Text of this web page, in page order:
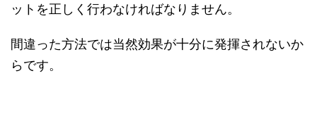
ットを正しく行わなければなりません。
間違った方法では当然効果が十分に発揮されないか
らです。